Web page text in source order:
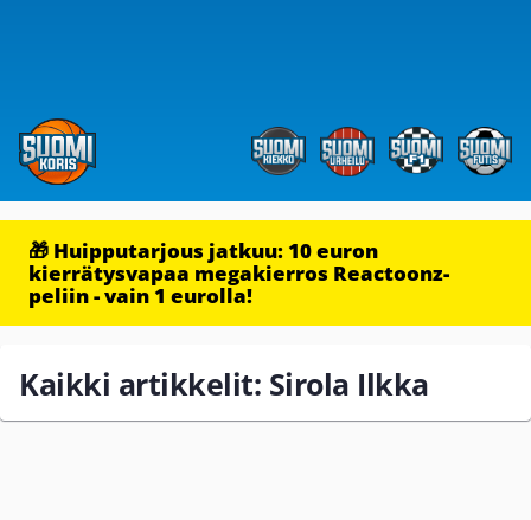
🎁 Huipputarjous jatkuu: 10 euron
kierrätysvapaa megakierros Reactoonz-
peliin - vain 1 eurolla!
Kaikki artikkelit: Sirola Ilkka